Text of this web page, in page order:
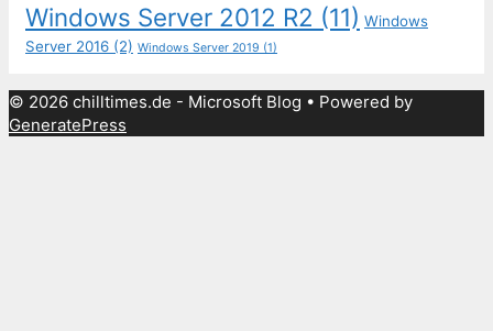
Windows Server 2012 R2 (11) Windows
Server 2016 (2) Windows Server 2019 (1)
© 2026 chilltimes.de - Microsoft Blog • Powered by
GeneratePress